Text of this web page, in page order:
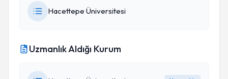
Hacettepe Üniversitesi
Uzmanlık Aldığı Kurum